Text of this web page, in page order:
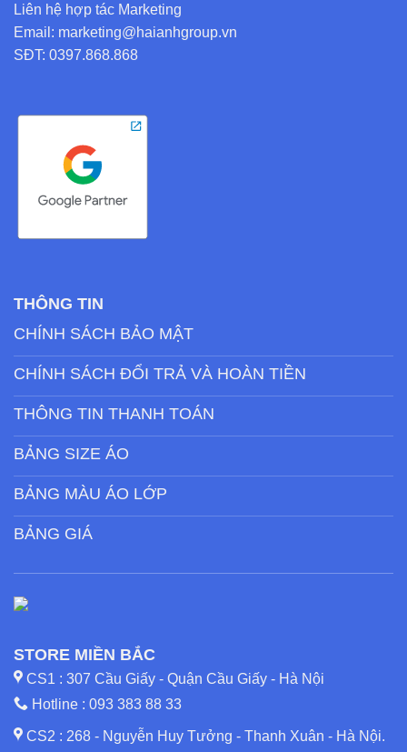
Liên hệ hợp tác Marketing
Email: marketing@haianhgroup.vn
SĐT: 0397.868.868
THÔNG TIN
CHÍNH SÁCH BẢO MẬT
CHÍNH SÁCH ĐỔI TRẢ VÀ HOÀN TIỀN
THÔNG TIN THANH TOÁN
BẢNG SIZE ÁO
BẢNG MÀU ÁO LỚP
BẢNG GIÁ
STORE MIỀN BẮC
CS1 : 307 Cầu Giấy - Quận Cầu Giấy - Hà Nội
Hotline : 093 383 88 33
CS2 : 268 - Nguyễn Huy Tưởng - Thanh Xuân - Hà Nội.